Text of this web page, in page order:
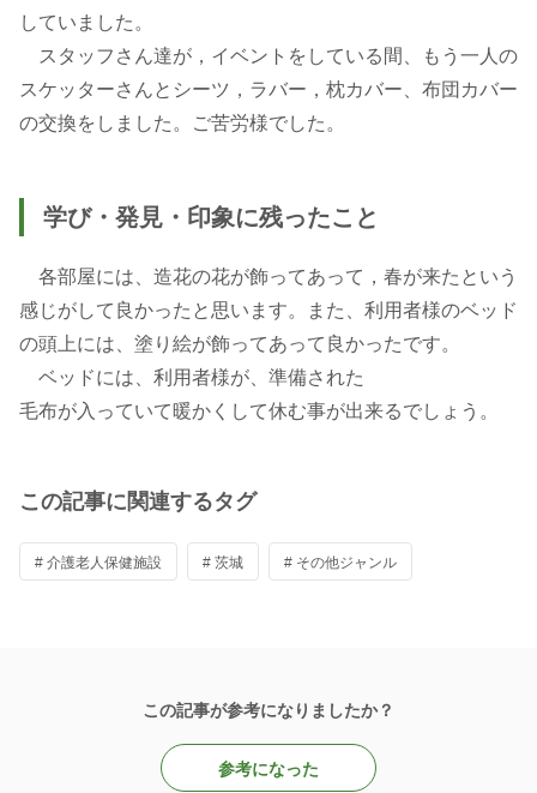
していました。
スタッフさん達が，イベントをしている間、もう一人の
スケッターさんとシーツ，ラバー，枕カバー、布団カバー
の交換をしました。ご苦労様でした。
学び・発見・印象に残ったこと
各部屋には、造花の花が飾ってあって，春が来たという
感じがして良かったと思います。また、利用者様のベッド
の頭上には、塗り絵が飾ってあって良かったです。
ベッドには、利用者様が、準備された
毛布が入っていて暖かくして休む事が出来るでしょう。
この記事に関連するタグ
# 介護老人保健施設 # 茨城 # その他ジャンル
この記事が参考になりましたか？
参考になった